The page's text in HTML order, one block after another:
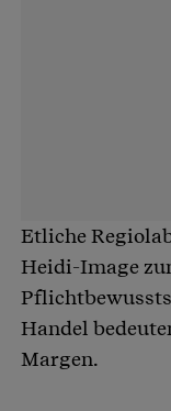
Etliche
Heidi-Image
Handel
Margen.